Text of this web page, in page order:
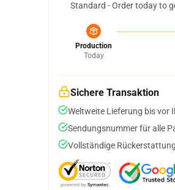
Standard - Order today to
Production
Today
Sichere Transaktion
Weltweite Lieferung bis vor
Sendungsnummer für alle
Vollständige